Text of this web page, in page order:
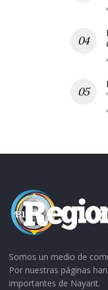
Somos un medio de
Por nuestras páginas
importantes de Nayarit.